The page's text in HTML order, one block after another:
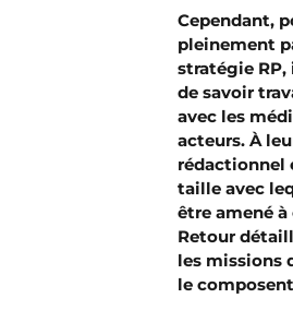
Cependant,
pleinement
stratégie
de savoir
avec les
acteurs. À
rédactionnel
taille avec
être amené
Retour
les missions
le composent